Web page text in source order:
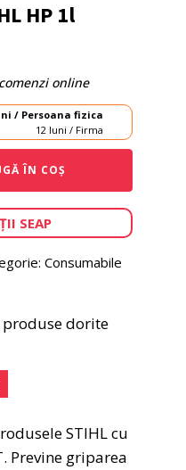
HP 1l
online
/ Persoana fizica
12 luni / Firma
ÎN COȘ
SEAP
Consumabile
dorite
STIHL cu
Previne griparea